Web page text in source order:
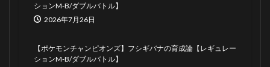
ションM-B/ダブルバトル】
2026年7月26日
【ポケモンチャンピオンズ】フシギバナの育成論【レギュレー
ションM-B/ダブルバトル】